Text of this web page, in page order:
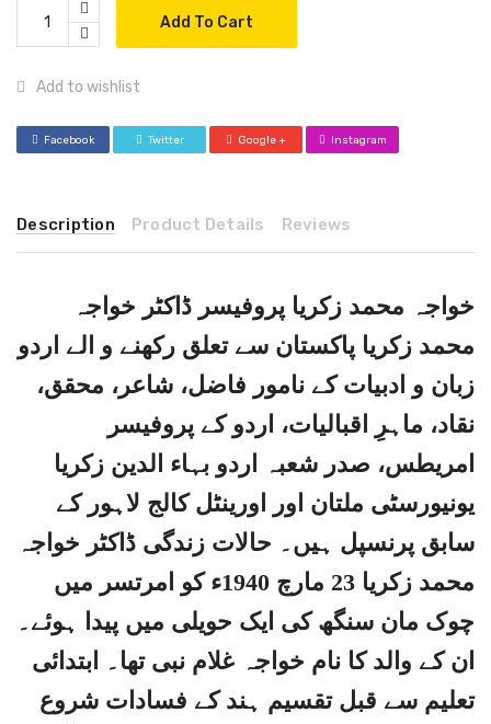
Add To Cart
Add to wishlist
Facebook Twitter Google + Instagram
Description Product Details Reviews
خواجہ محمد زکریا پروفیسر ڈاکٹر خواجہ
محمد زکریا پاکستان سے تعلق رکھنے و الے اردو
زبان و ادبیات کے نامور فاضل، شاعر، محقق،
نقاد، ماہرِ اقبالیات، اردو کے پروفیسر
امریطس، صدر شعبہ اردو بہاء الدین زکریا
یونیورسٹی ملتان اور اورینٹل کالج لاہور کے
سابق پرنسپل ہیں۔ حالات زندگی ڈاکٹر خواجہ
محمد زکریا 23 مارچ 1940ء کو امرتسر میں
چوک مان سنگھ کی ایک حویلی میں پیدا ہوئے۔
ان کے والد کا نام خواجہ غلام نبی تھا۔ ابتدائی
تعلیم سے قبل تقسیم ہند کے فسادات شروع